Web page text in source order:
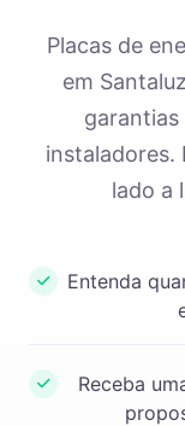
Placas de
em
instaladores.
lado a
Entenda
Receba